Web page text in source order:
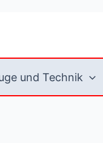
und Technik